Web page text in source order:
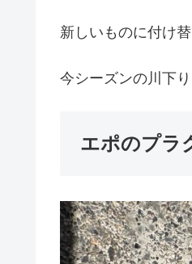
新しいものに付け
今シーズンの川下
エポのプラ